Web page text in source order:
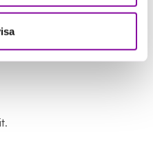
företag på